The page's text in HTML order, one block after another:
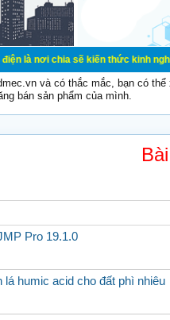
sẽ kiến thức kinh nghiệm
và có thắc mắc, bạn có
bán sản phẩm của mình.
Pro 19.1.0
lá humic acid cho đất phì nhiêu